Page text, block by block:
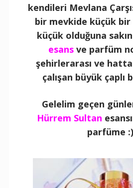
kendileri Mevlana
bir mevkide küçük
küçük olduğuna
esansve parfüm
şehirlerarası ve
çalışan büyük çaplı
Gelelim geçen
Hürrem Sultan
parfüme :)